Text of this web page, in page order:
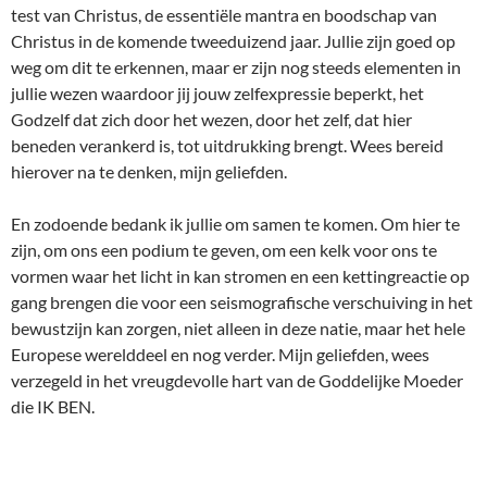
test van Christus, de essentiële mantra en boodschap van
Christus in de komende tweeduizend jaar. Jullie zijn goed op
weg om dit te erkennen, maar er zijn nog steeds elementen in
jullie wezen waardoor jij jouw zelfexpressie beperkt, het
Godzelf dat zich door het wezen, door het zelf, dat hier
beneden verankerd is, tot uitdrukking brengt. Wees bereid
hierover na te denken, mijn geliefden.
En zodoende bedank ik jullie om samen te komen. Om hier te
zijn, om ons een podium te geven, om een kelk voor ons te
vormen waar het licht in kan stromen en een kettingreactie op
gang brengen die voor een seismografische verschuiving in het
bewustzijn kan zorgen, niet alleen in deze natie, maar het hele
Europese werelddeel en nog verder. Mijn geliefden, wees
verzegeld in het vreugdevolle hart van de Goddelijke Moeder
die IK BEN.